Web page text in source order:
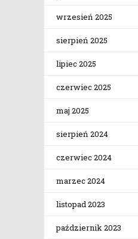
wrzesień 2025
sierpień 2025
lipiec 2025
czerwiec 2025
maj 2025
sierpień 2024
czerwiec 2024
marzec 2024
listopad 2023
październik 2023